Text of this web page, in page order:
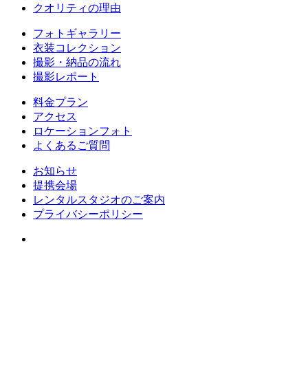
クオリティの理由
フォトギャラリー
衣装コレクション
撮影・納品の流れ
撮影レポート
料金プラン
アクセス
ロケーションフォト
よくあるご質問
お知らせ
提携会場
レンタルスタジオのご案内
プライバシーポリシー